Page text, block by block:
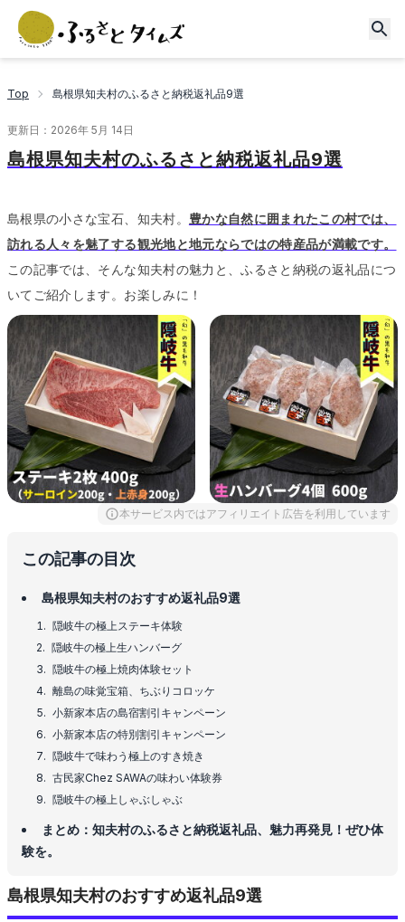
Top 島根県知夫村のふるさと納税返礼品9選
更新日： 2026年 5月 14日
島根県知夫村のふるさと納税返礼品9選
島根県の小さな宝石、知夫村。 豊かな自然に囲まれたこの村では、
訪れる人々を魅了する観光地と地元ならではの特産品が満載です。
この記事では、そんな知夫村の魅力と、ふるさと納税の返礼品につ
いてご紹介します。 お楽しみに！
本サービス内ではアフィリエイト広告を利用しています
この記事の目次
島根県知夫村のおすすめ返礼品9選
隠岐牛の極上ステーキ体験
隠岐牛の極上生ハンバーグ
隠岐牛の極上焼肉体験セット
離島の味覚宝箱、ちぶりコロッケ
小新家本店の島宿割引キャンペーン
小新家本店の特別割引キャンペーン
隠岐牛で味わう極上のすき焼き
古民家Chez SAWAの味わい体験券
隠岐牛の極上しゃぶしゃぶ
まとめ：知夫村のふるさと納税返礼品、魅力再発見！ぜひ体
験を。
島根県知夫村のおすすめ返礼品9選